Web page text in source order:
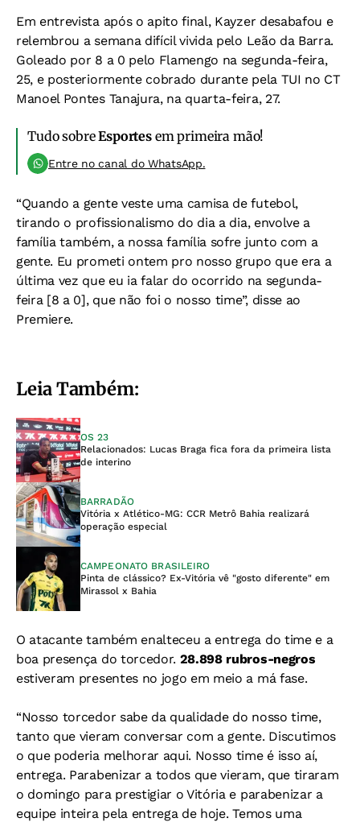
Em entrevista após o apito final, Kayzer desabafou e
relembrou a semana difícil vivida pelo Leão da Barra.
Goleado por 8 a 0 pelo Flamengo na segunda-feira,
25, e posteriormente cobrado durante pela TUI no CT
Manoel Pontes Tanajura, na quarta-feira, 27.
Tudo sobreEsportesem primeira mão!
Entre no canal do WhatsApp.
“Quando a gente veste uma camisa de futebol,
tirando o profissionalismo do dia a dia, envolve a
família também, a nossa família sofre junto com a
gente. Eu prometi ontem pro nosso grupo que era a
última vez que eu ia falar do ocorrido na segunda-
feira [8 a 0], que não foi o nosso time”, disse ao
Premiere.
Leia Também:
OS 23
Relacionados: Lucas Braga fica fora da primeira lista
de interino
BARRADÃO
Vitória x Atlético-MG: CCR Metrô Bahia realizará
operação especial
CAMPEONATO BRASILEIRO
Pinta de clássico? Ex-Vitória vê "gosto diferente" em
Mirassol x Bahia
O atacante também enalteceu a entrega do time e a
boa presença do torcedor. 28.898 rubros-negros
estiveram presentes no jogo em meio a má fase.
“Nosso torcedor sabe da qualidade do nosso time,
tanto que vieram conversar com a gente. Discutimos
o que poderia melhorar aqui. Nosso time é isso aí,
entrega. Parabenizar a todos que vieram, que tiraram
o domingo para prestigiar o Vitória e parabenizar a
equipe inteira pela entrega de hoje. Temos uma